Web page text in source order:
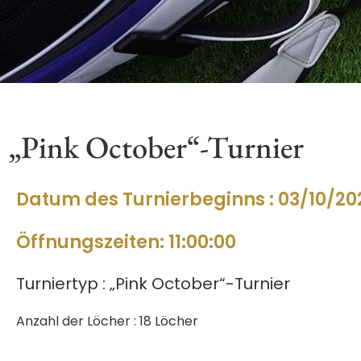
„Pink October“-Turnier
Datum des Turnierbeginns : 03/10/
Öffnungszeiten: 11:00:00
Turniertyp : „Pink October“-Turnier
Anzahl der Löcher : 18 Löcher